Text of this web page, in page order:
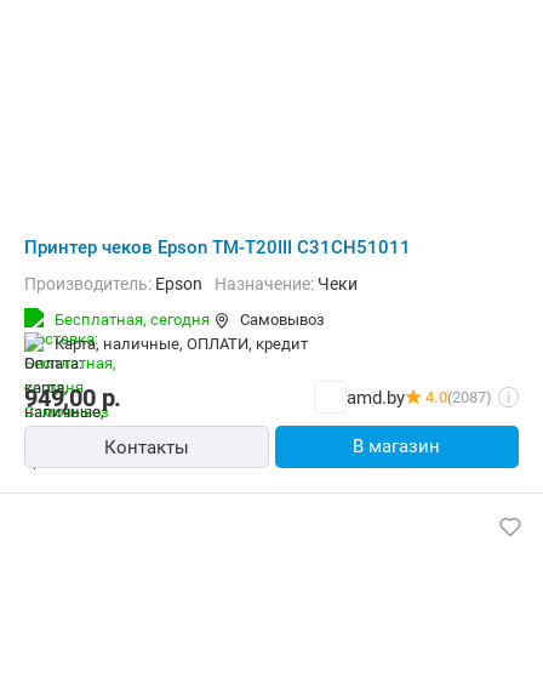
Принтер чеков Epson TM-T20III C31CH51011
Производитель: Epson Назначение: Чеки
Бесплатная, сегодня
Самовывоз
карта, наличные, ОПЛАТИ, кредит
949,00р. amd.by 4.0(2087) i
Контакты В магазин